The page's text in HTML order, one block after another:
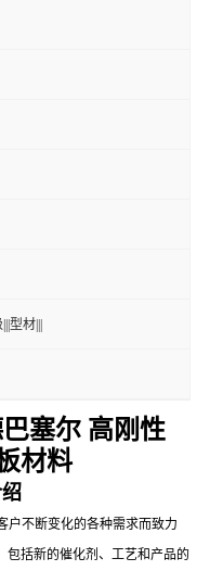
型材|||
塞尔 高刚性
材料
户不断变化的各种需求而致力
包括新的催化剂、工艺和产品的